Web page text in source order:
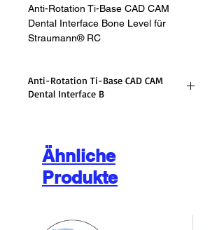
Anti-Rotation Ti-Base CAD CAM
Dental Interface Bone Level für
Straumann® RC
Anti-Rotation Ti-Base CAD CAM
Dental Interface B
Höhe: 5,5 mm
Reguläre CrossFit®-Plattform (RC)
4,1 mm /4,8 mm
Ähnliche
Produkte